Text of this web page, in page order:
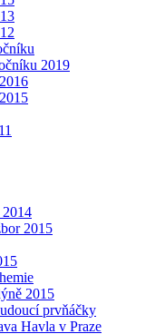
2019
2014
2015
2015
prvňáčky
Havla v Praze